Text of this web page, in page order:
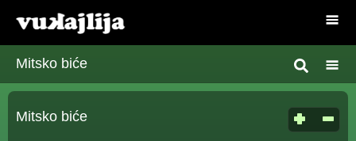
Mitsko biće
Mitsko biće